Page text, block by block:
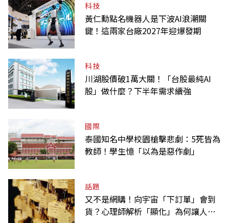
科技
黃仁勳點名機器人是下波AI浪潮關
鍵！這兩家台廠2027年迎爆發期
科技
川湖股價破1萬大關！「台股最純AI
股」做什麼？下半年需求續強
國際
泰國知名中學校園槍擊悲劇：5死皆為
教師！學生憶「以為是惡作劇」
話題
又不是網購！向宇宙「下訂單」會到
貨？心理師解析「顯化」為何讓人無